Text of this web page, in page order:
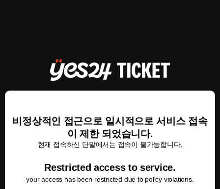
비정상적인 접근으로 일시적으로 서비스 접속
이 제한 되었습니다.
현재 접속하신 단말에서는 접속이 불가능합니다.
Restricted access to service.
your access has been restricted due to policy violations.